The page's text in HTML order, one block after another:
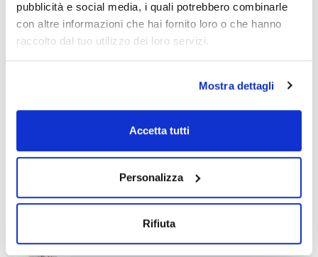
pubblicità e social media, i quali potrebbero combinarle
con altre informazioni che hai fornito loro o che hanno
raccolto dal tuo utilizzo dei loro servizi.
Mostra dettagli
Accetta tutti
Personalizza
Rifiuta
Confezionamento
bottle
scorte